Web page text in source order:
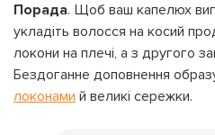
Порада. Щоб ваш капелюх
укладіть волосся на косий
локони на плечі, а з другого
Бездоганне доповнення
локонами й великі сережки.